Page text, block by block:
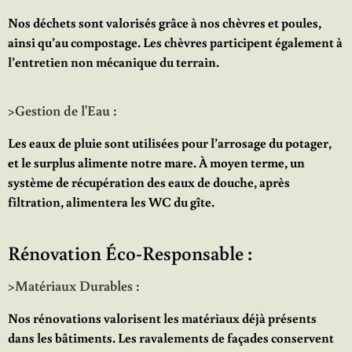
Nos déchets sont valorisés grâce à nos chèvres et poules,
ainsi qu’au compostage. Les chèvres participent également à
l’entretien non mécanique du terrain.
>Gestion de l'Eau :
Les eaux de pluie sont utilisées pour l’arrosage du potager,
et le surplus alimente notre mare. À moyen terme, un
système de récupération des eaux de douche, après
filtration, alimentera les WC du gîte.
Rénovation Éco-Responsable :
>Matériaux Durables :
Nos rénovations valorisent les matériaux déjà présents
dans les bâtiments. Les ravalements de façades conservent